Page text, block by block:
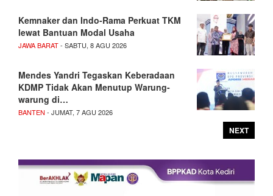
Kemnaker dan Indo-Rama Perkuat TKM
lewat Bantuan Modal Usaha
JAWA BARAT- SABTU, 8 AGU 2026
Mendes Yandri Tegaskan Keberadaan
KDMP Tidak Akan Menutup Warung-
warung di…
BANTEN - JUMAT, 7 AGU 2026
NEXT